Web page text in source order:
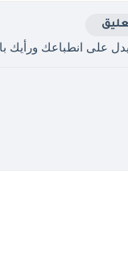
يدل على انطباعك ورأيك